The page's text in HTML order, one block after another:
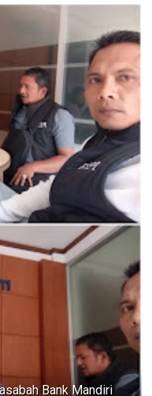
Bank Mandiri